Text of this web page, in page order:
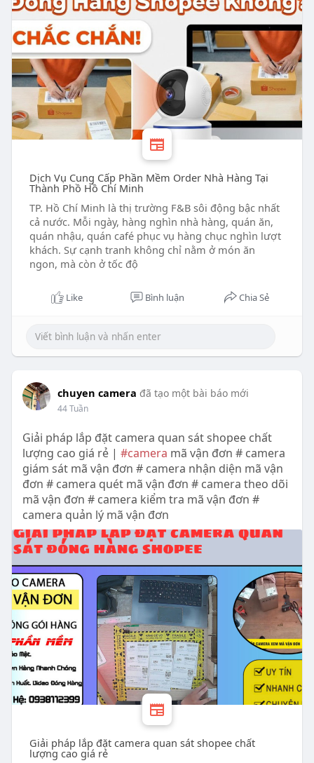
Dịch Vụ Cung Cấp Phần Mềm Order Nhà Hàng Tại
Thành Phồ Hồ Chí Minh
TP. Hồ Chí Minh là thị trường F&B sôi động bậc nhất
cả nước. Mỗi ngày, hàng nghìn nhà hàng, quán ăn,
quán nhậu, quán café phục vụ hàng chục nghìn lượt
khách. Sự cạnh tranh không chỉ nằm ở món ăn
ngon, mà còn ở tốc độ
Like Bình luận Chia Sẻ
chuyen camera đã tạo một bài báo mới
44 Tuần
Giải pháp lắp đặt camera quan sát shopee chất
lượng cao giá rẻ | #camera mã vận đơn # camera
giám sát mã vận đơn # camera nhận diện mã vận
đơn # camera quét mã vận đơn # camera theo dõi
mã vận đơn # camera kiểm tra mã vận đơn #
camera quản lý mã vận đơn
Giải pháp lắp đặt camera quan sát shopee chất
lượng cao giá rẻ